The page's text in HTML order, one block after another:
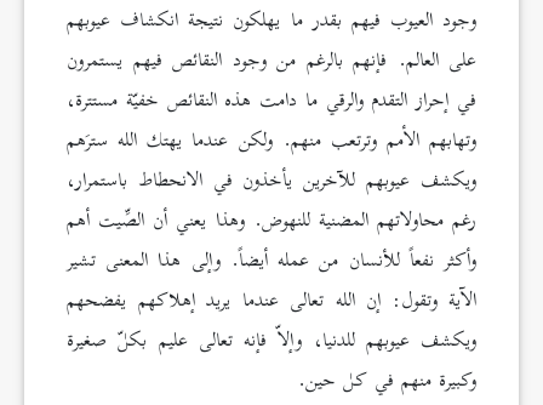
وجود العيوب فيهم بقدر ما يهلكون نتيجة انكشاف عيوبهم
على العالم. فإنهم بالرغم من وجود النقائص فيهم يستمرون
في إحراز التقدم والرقي ما دامت هذه النقائص خفيّة مستترة،
وتهابهم الأمم وترتعب منهم. ولكن عندما يهتك الله سترَهم
ويكشف عيوبهم للآخرين يأخذون في الانحطاط باستمرار،
رغم محاولاتهم المضنية للنهوض. وهذا يعني أن الصِّيت أهم
وأكثر نفعاً للأنسان من عمله أيضاً. وإلى هذا المعنى تشير
الآية وتقول: إن الله تعالى عندما يريد إهلاكهم يفضحهم
ويكشف عيوبهم للدنيا، وإلاّ فإنه تعالى عليم بكلّ صغيرة
وكبيرة منهم في كل حين.